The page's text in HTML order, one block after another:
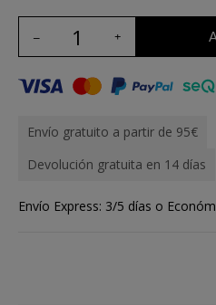
Envío gratuito a partir de 95€
Devolución gratuita en 14 días
Envío Express: 3/5 días o